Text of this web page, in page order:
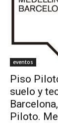
eventos
Piso
suelo y
Piloto.